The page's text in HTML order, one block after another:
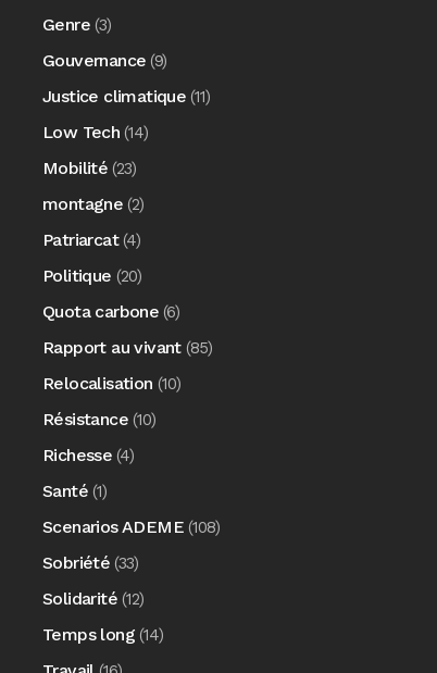
Genre (3)
Gouvernance (9)
Justice climatique (11)
Low Tech (14)
Mobilité (23)
montagne (2)
Patriarcat(4)
Politique (20)
Quota carbone (6)
Rapport au vivant(85)
Relocalisation (10)
Résistance (10)
Richesse (4)
Santé (1)
Scenarios ADEME (108)
Sobriété (33)
Solidarité (12)
Temps long (14)